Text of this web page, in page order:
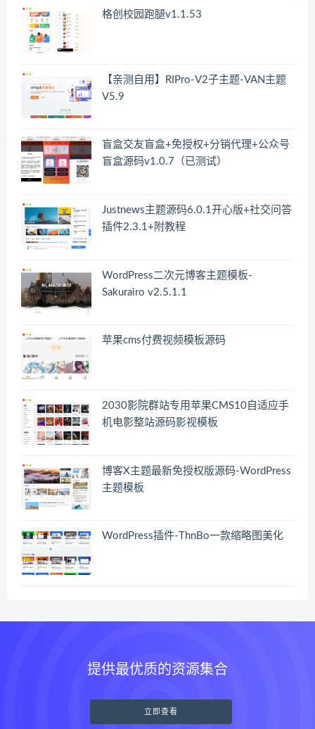
格创校园跑腿v1.1.53
【亲测自用】RIPro-V2子主题-VAN主题
V5.9
盲盒交友盲盒+免授权+分销代理+公众号
盲盒源码v1.0.7（已测试）
Justnews主题源码6.0.1开心版+社交问答
插件2.3.1+附教程
WordPress二次元博客主题模板-
Sakurairo v2.5.1.1
苹果cms付费视频模板源码
2030影院群站专用苹果CMS10自适应手
机电影整站源码影视模板
博客X主题最新免授权版源码-WordPress
主题模板
WordPress插件-ThnBo一款缩略图美化
提供最优质的资源集合
立即查看